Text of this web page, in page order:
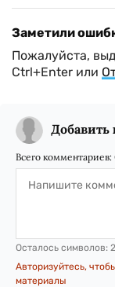
Заметили
Пожалуйста,
Ctrl+Enter или
Всего комментариев:
Осталось символов:
Авторизуйтесь,
материалы